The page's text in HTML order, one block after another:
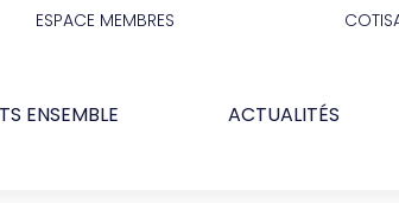
ESPACE MEMBRES
ENSEMBLE ACTUALITÉS